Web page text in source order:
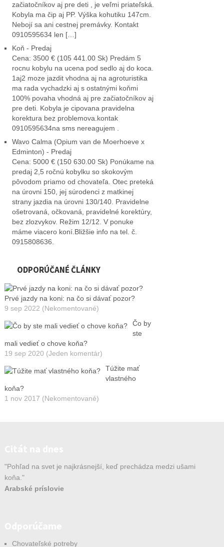
začiatočníkov aj pre deti , je veľmi priateľská.
Kobyla ma čip aj PP. Výška kohutiku 147cm.
Nebojí sa ani cestnej premávky. Kontakt
0910595634 len […]
Koň - Predaj
Cena: 3500 € (105 441.00 Sk) Predám 5
rocnu kobylu na ucena pod sedlo aj do koca.
1aj2 moze jazdit vhodna aj na agroturistika
ma rada vychadzki aj s ostatnými koňmi
100% povaha vhodná aj pre začiatočníkov aj
pre deti. Kobyla je cipovana pravidelna
korektura bez problemova.kontak
0910595634na sms nereagujem .
Wavo Calma (Opium van de Moerhoeve x
Edminton) - Predaj
Cena: 5000 € (150 630.00 Sk) Ponúkame na
predaj 2,5 ročnú kobylku so skokovým
pôvodom priamo od chovateľa. Otec preteká
na úrovni 150, jej súrodenci z matkinej
strany jazdia na úrovni 130/140. Pravidelne
ošetrovaná, očkovaná, pravidelné korektúry,
bez zlozvykov. Režim 12/12. V ponuke
máme viacero koní.Bližšie info na tel. č.
0915808636.
ODPORÚČANÉ ČLÁNKY
Prvé jazdy na koni: na čo si dávať pozor?
9 sep 2022 (Nekomentované)
Čo by
ste
mali vedieť o chove koňa?
19 sep 2020 (Jeden komentár)
Túžite mať
vlastného
koňa?
1 nov 2017 (Nekomentované)
"Pohľad na svet je najkrásnejší, keď prechádza medzi ušami
koňa."
Arabské príslovie
Chovateľské potreby